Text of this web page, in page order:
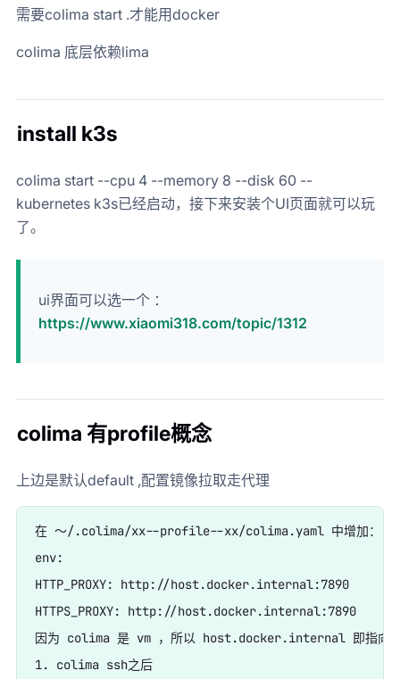
需要colima start .才能用docker
colima 底层依赖lima
install k3s
colima start --cpu 4 --memory 8 --disk 60 --
kubernetes k3s已经启动，接下来安装个UI页面就可以玩
了。
ui界面可以选一个 ：
https://www.xiaomi318.com/topic/1312
colima 有profile概念
上边是默认default ,配置镜像拉取走代理
在 ～/.colima/xx--profile--xx/colima.yaml 中增加：
env:
HTTP_PROXY: http://host.docker.internal:7890
HTTPS_PROXY: http://host.docker.internal:7890
因为 colima 是 vm ，所以 host.docker.internal 即指向宿
1. colima ssh之后